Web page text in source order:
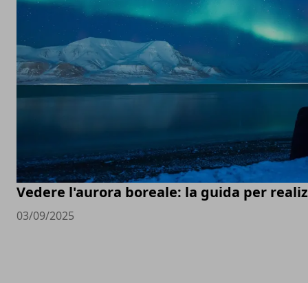
Vedere l'aurora boreale: la guida per
03/09/2025